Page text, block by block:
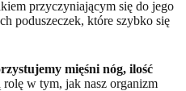
przyczyniającym się do jego
poduszeczek, które szybko się
mięśni nóg, ilość
w tym, jak nasz organizm